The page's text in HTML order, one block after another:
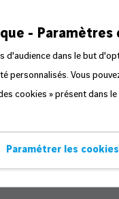
- Paramètres
d'audience dans le but
personnalisés. Vous
cookies » présent dans le
Paramétrer les cookies